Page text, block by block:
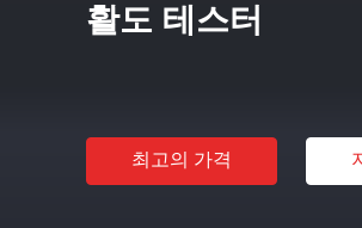
활도 테스터
최고의 가격